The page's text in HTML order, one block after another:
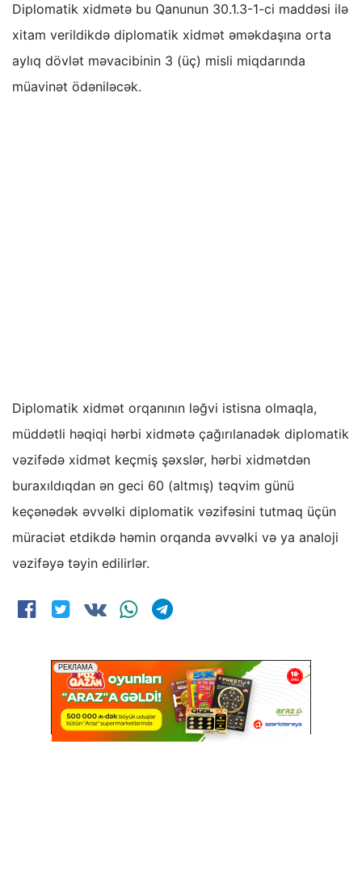
Diplomatik xidmətə bu Qanunun 30.1.3-1-ci maddəsi ilə
xitam verildikdə diplomatik xidmət əməkdaşına orta
aylıq dövlət məvacibinin 3 (üç) misli miqdarında
müavinət ödəniləcək.
Diplomatik xidmət orqanının ləğvi istisna olmaqla,
müddətli həqiqi hərbi xidmətə çağırılanadək diplomatik
vəzifədə xidmət keçmiş şəxslər, hərbi xidmətdən
buraxıldıqdan ən geci 60 (altmış) təqvim günü
keçənədək əvvəlki diplomatik vəzifəsini tutmaq üçün
müraciət etdikdə həmin orqanda əvvəlki və ya analoji
vəzifəyə təyin edilirlər.